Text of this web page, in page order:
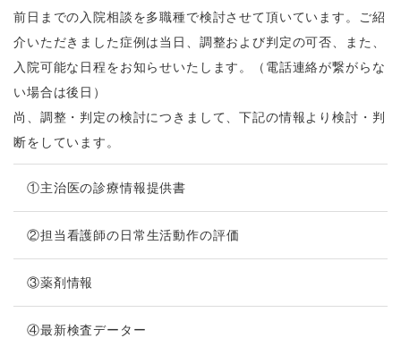
前日までの入院相談を多職種で検討させて頂いています。ご紹
介いただきました症例は当日、調整および判定の可否、また、
入院可能な日程をお知らせいたします。（電話連絡が繋がらな
い場合は後日）
尚、調整・判定の検討につきまして、下記の情報より検討・判
断をしています。
①主治医の診療情報提供書
②担当看護師の日常生活動作の評価
③薬剤情報
④最新検査データー